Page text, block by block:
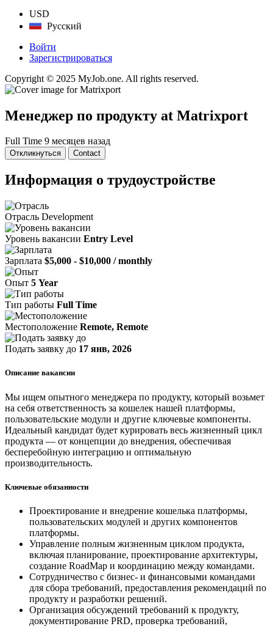
USD
Русский
Войти
Зарегистрироваться
Copyright © 2025 MyJob.one. All rights reserved.
Менеджер по продукту at Matrixport
Full Time 9 месяцев назад
Откликнуться Contact
Информация о трудоустройстве
Отрасль Development
Уровень вакансии Entry Level
Зарплата $5,000 - $10,000 / monthly
Опыт 5 Year
Тип работы Full Time
Местоположение Remote, Remote
Подать заявку до 17 янв, 2026
Описание вакансии
Мы ищем опытного менеджера по продукту, который возьмет
на себя ответственность за кошелек нашей платформы,
пользовательские модули и другие ключевые компоненты.
Идеальный кандидат будет курировать весь жизненный цикл
продукта — от концепции до внедрения, обеспечивая
бесперебойную интеграцию и оптимальную
производительность.
Ключевые обязанности
Проектирование и внедрение кошелька платформы,
пользовательских модулей и других компонентов
платформы.
Управление полным жизненным циклом продукта,
включая планирование, проектирование архитектуры,
создание RoadMap и координацию между командами.
Сотрудничество с бизнес- и финансовыми командами
для сбора требований, предоставления рекомендаций по
продукту и разработки решений.
Организация обсуждений требований к продукту,
документирование PRD, проверка требований,